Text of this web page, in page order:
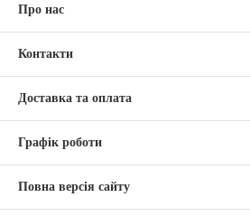
Про нас
Контакти
Доставка та оплата
Графік роботи
Повна версія сайту